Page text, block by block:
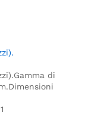
Gamma di
Dimensioni